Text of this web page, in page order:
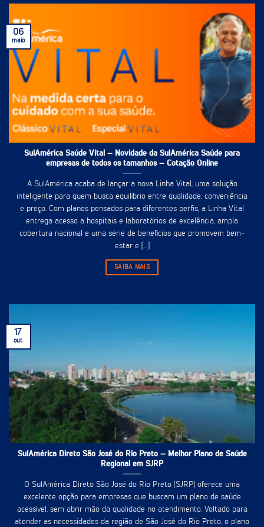
SulAmérica Saúde Vital – Novidade da SulAmérica Saúde para
empresas de todos os tamanhos – Cotação Online
A SulAmérica acaba de lançar a nova Linha Vital, uma solução
inteligente para quem busca equilíbrio entre qualidade, conveniência
e preço. Com planos pensados para diferentes perfis, a Linha Vital
entrega acesso a hospitais e laboratórios de excelência, ampla
cobertura nacional e uma série de benefícios que promovem bem-
estar e [...]
SAIBA MAIS
06
maio
SulAmérica Direto São José do Rio Preto – Melhor Plano de Saúde
Regional em SJRP
O SulAmérica Direto São José do Rio Preto (SJRP) oferece uma
excelente opção para empresas que buscam um plano de saúde
acessível, sem abrir mão da qualidade no atendimento. Voltado para
atender as necessidades da região de São José do Rio Preto, o plano
17
out